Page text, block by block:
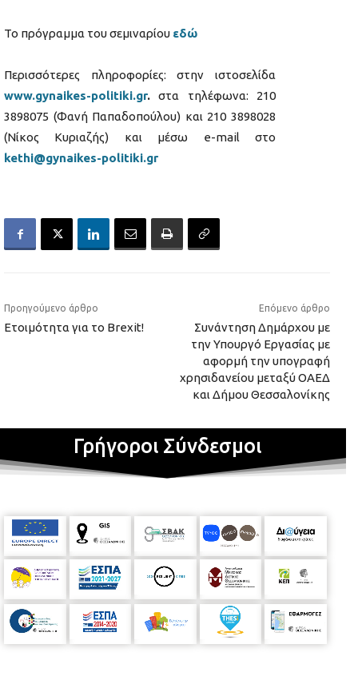
Το πρόγραμμα του σεμιναρίου εδώ
Περισσότερες πληροφορίες: στην ιστοσελίδα
www.gynaikes-politiki.gr. στα τηλέφωνα: 210
3898075 (Φανή Παπαδοπούλου) και 210 3898028
(Νίκος Κυριαζής) και μέσω e-mail στο
kethi@gynaikes-politiki.gr
Προηγούμενο άρθρο
Ετοιμότητα για το Brexit!
Επόμενο άρθρο
Συνάντηση Δημάρχου με
την Υπουργό Εργασίας με
αφορμή την υπογραφή
χρησιδανείου μεταξύ ΟΑΕΔ
και Δήμου Θεσσαλονίκης
Γρήγοροι Σύνδεσμοι